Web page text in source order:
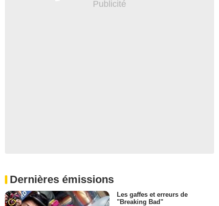
Dernières émissions
Les gaffes et erreurs de
"Breaking Bad"